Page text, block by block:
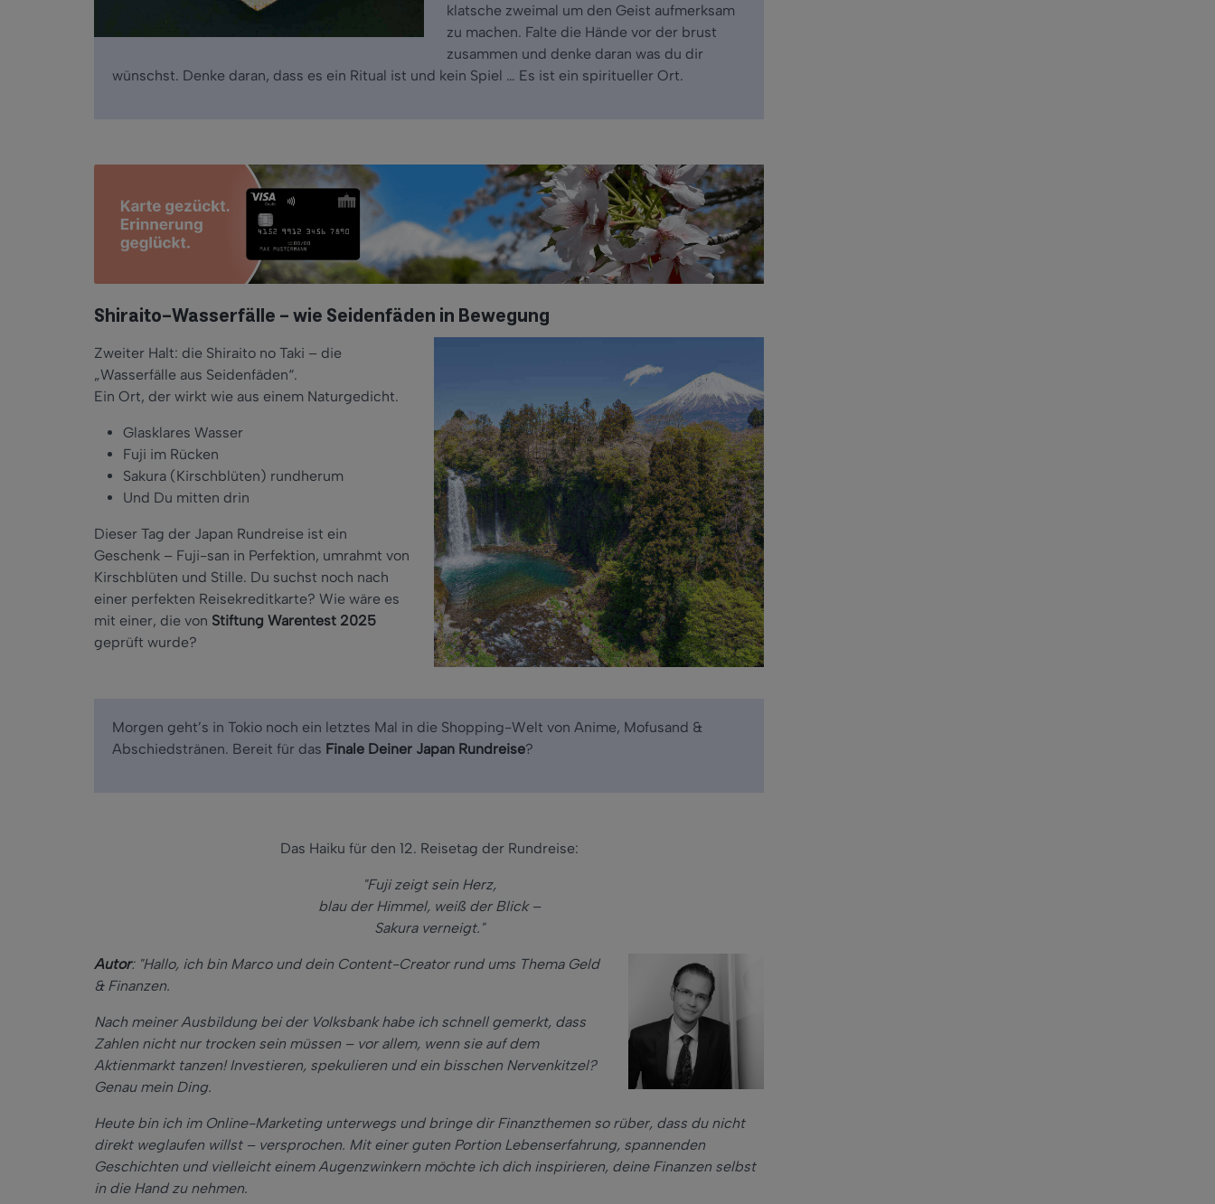
klatsche zweimal um den Geist aufmerksam
zu machen. Falte die Hände vor der brust
zusammen und denke daran was du dir
wünschst. Denke daran, dass es ein Ritual ist und kein Spiel … Es ist ein spiritueller Ort.
Shiraito-Wasserfälle – wie Seidenfäden in Bewegung
Zweiter Halt: die Shiraito no Taki – die
„Wasserfälle aus Seidenfäden“.
Ein Ort, der wirkt wie aus einem Naturgedicht.
Glasklares Wasser
Fuji im Rücken
Sakura (Kirschblüten) rundherum
Und Du mitten drin
Dieser Tag der Japan Rundreise ist ein
Geschenk – Fuji-san in Perfektion, umrahmt von
Kirschblüten und Stille. Du suchst noch nach
einer perfekten Reisekreditkarte? Wie wäre es
mit einer, die von Stiftung Warentest 2025
geprüft wurde?
Morgen geht’s in Tokio noch ein letztes Mal in die Shopping-Welt von Anime, Mofusand &
Abschiedstränen. Bereit für das Finale Deiner Japan Rundreise?
Das Haiku für den 12. Reisetag der Rundreise:
"Fuji zeigt sein Herz,
blau der Himmel, weiß der Blick –
Sakura verneigt."
Autor: "Hallo, ich bin Marco und dein Content-Creator rund ums Thema Geld
& Finanzen.
Nach meiner Ausbildung bei der Volksbank habe ich schnell gemerkt, dass
Zahlen nicht nur trocken sein müssen – vor allem, wenn sie auf dem
Aktienmarkt tanzen! Investieren, spekulieren und ein bisschen Nervenkitzel?
Genau mein Ding.
Heute bin ich im Online-Marketing unterwegs und bringe dir Finanzthemen so rüber, dass du nicht
direkt weglaufen willst – versprochen. Mit einer guten Portion Lebenserfahrung, spannenden
Geschichten und vielleicht einem Augenzwinkern möchte ich dich inspirieren, deine Finanzen selbst
in die Hand zu nehmen.